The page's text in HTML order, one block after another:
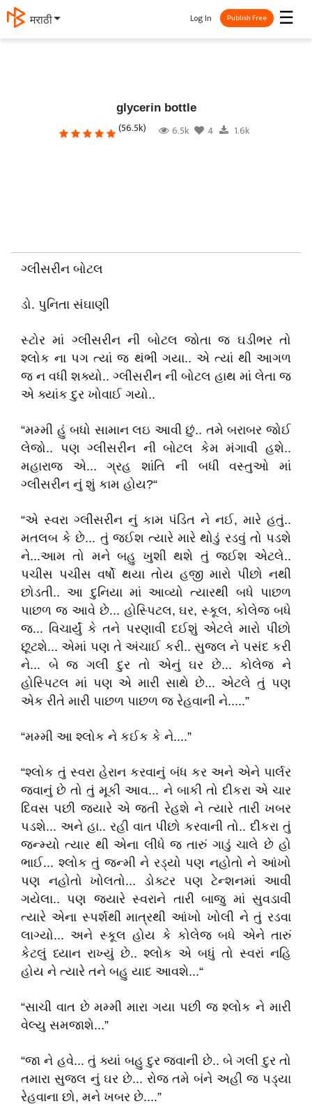
मराठी ☰
Log In Publish Free
glycerin bottle
(56.5k) 6.5k 4 1.6k
ગ્લીસરીન બોટલ
ડો. પુનિતા સંઘાણી
સ્ટોર માં ગ્લીસરીન ની બોટલ જોતા જ ઘડીભર તો
શ્લોક ના પગ ત્યાં જ થંભી ગયા.. એ ત્યાં થી આગળ
જ ન વધી શક્યો.. ગ્લીસરીન ની બોટલ હાથ માં લેતા જ
એ ક્યાંક દુર ખોવાઈ ગયો..
“મમ્મી હું બધો સામાન લઇ આવી છું.. તમે બરાબર જોઈ
લેજો.. પણ ગ્લીસરીન ની બોટલ કેમ મંગાવી હશે..
મહારાજ એ... ગ્રહ શાંતિ ની બધી વસ્તુઓ માં
ગ્લીસરીન નું શું કામ હોય?“
“એ સ્વરા ગ્લીસરીન નું કામ પંડિત ને નઈ, મારે હતું..
મતલબ કે છે... તું જઈશ ત્યારે મારે થોડું રડવું તો પડશે
ને...આમ તો મને બહુ ખુશી થશે તું જઈશ એટલે..
પચીસ પચીસ વર્ષો થયા તોય હજી મારો પીછો નથી
છોડતી.. આ દુનિયા માં આવ્યો ત્યારથી બધે પાછળ
પાછળ જ આવે છે... હોસ્પિટલ, ઘર, સ્કૂલ, કોલેજ બધે
જ... વિચાર્યું કે તને પરણાવી દઈશું એટલે મારો પીછો
છૂટશે... એમાં પણ તે અંચાઈ કરી.. સુજલ ને પસંદ કરી
ને... બે જ ગલી દુર તો એનું ઘર છે... કોલેજ ને
હોસ્પિટલ માં પણ એ મારી સાથે છે... એટલે તું પણ
એક રીતે મારી પાછળ પાછળ જ રેહવાની ને.....”
“મમ્મી આ શ્લોક ને કઈક કે ને....”
“શ્લોક તું સ્વરા હેરાન કરવાનું બંધ કર અને એને પાર્લર
જવાનું છે તો તું મૂકી આવ... ને બાકી તો દીકરા એ ચાર
દિવસ પછી જયારે એ જતી રેહશે ને ત્યારે તારી ખબર
પડશે... અને હા.. રહી વાત પીછો કરવાની તો.. દીકરા તું
જન્મ્યો ત્યાર થી એના લીધે જ તારું ગાડું ચાલે છે હો
ભાઈ... શ્લોક તું જન્મી ને રડ્યો પણ નહોતો ને આંખો
પણ નહોતો ખોલતો... ડોક્ટર પણ ટેન્શનમાં આવી
ગયેલા.. પણ જયારે સ્વરાને તારી બાજુ માં સુવડાવી
ત્યારે એના સ્પર્શથી માત્રથી આંખો ખોલી ને તું રડવા
લાગ્યો... અને સ્કૂલ હોય કે કોલેજ બધે એને તારું
કેટલું ધ્યાન રાખ્યું છે.. શ્લોક એ બધું તો સ્વરાં નહિ
હોય ને ત્યારે તને બહુ યાદ આવશે...“
“સાચી વાત છે મમ્મી મારા ગયા પછી જ શ્લોક ને મારી
વેલ્યુ સમજાશે...”
“જા ને હવે... તું ક્યાં બહુ દુર જવાની છે.. બે ગલી દુર તો
તમારા સુજલ નું ઘર છે... રોજ તમે બંને અહી જ પડ્યા
રેહવાના છો, મને ખબર છે....”